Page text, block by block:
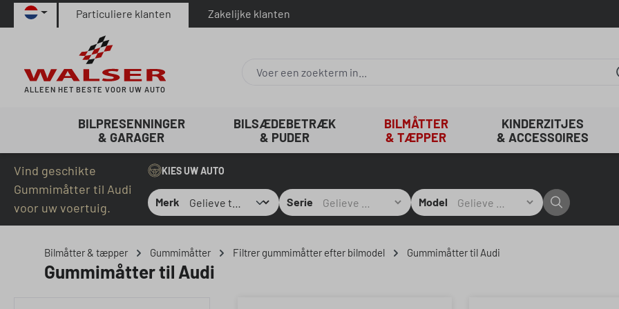
de hoofdinhoud
Ga naar de zoekopdracht
Ga naar de hoofdnavigatie
Particuliere klanten Zakelijke klanten
ALLEEN HET BESTE VOOR UW AUTO
BILPRESENNINGER
& GARAGER
BILSÆDEBETRÆK
& PUDER
BILMÅTTER
& TÆPPER
KINDERZITJES
& ACCESSOIRES
Vind geschikte
Gummimåtter til Audi
voor uw voertuig.
KIES UW AUTO
Merk Serie Model
Bilmåtter & tæpper Gummimåtter Filtrer gummimåtter efter bilmodel Gummimåtter til Audi
Gummimåtter til Audi